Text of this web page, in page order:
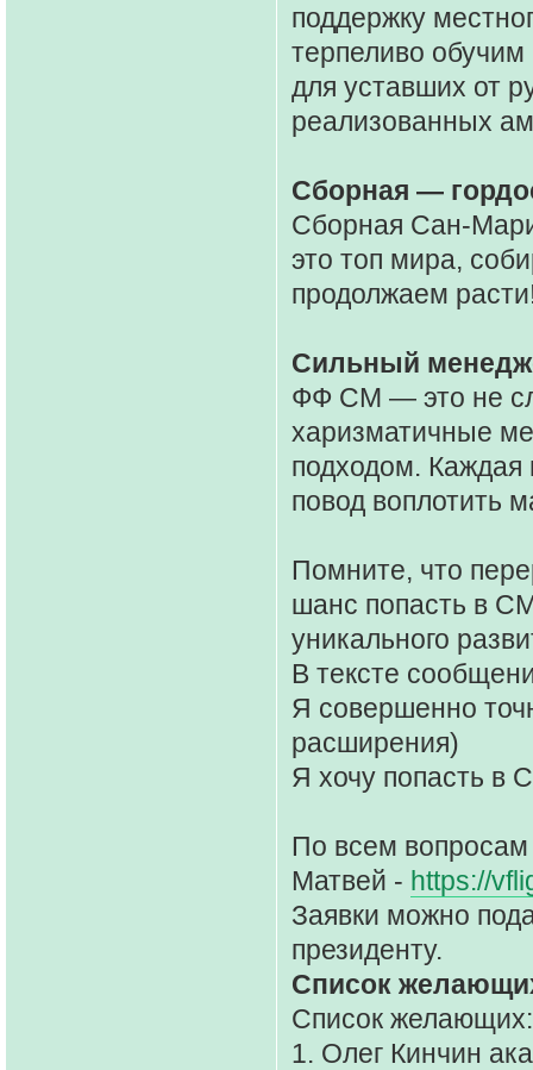
поддержку
терпеливо
для уставших от
реализованных
Сборная —
Сборная Сан-
это топ мира,
продолжаем
Сильный
ФФ СМ — это не
харизматичные
подходом. Каждая
повод воплотить
Помните, что
шанс попасть в
уникального
В тексте
Я совершенно
расширения)
Я хочу попасть в
По всем вопросам
Матвей - https://
Заявки можно
президенту.
Список
Список желающих:
1. Олег Кинчин